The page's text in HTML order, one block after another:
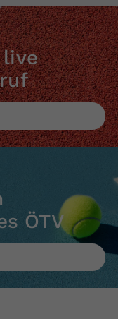
live
ÖTV